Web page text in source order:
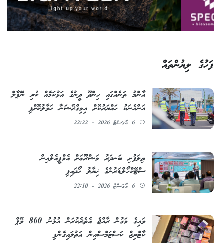
ފަހުގެ ލިޔުންތައް
އާންމު ތަނެއްގައި ހިންދޫ ދީނުގެ އަޅުކަމެއް ކުރި ނޭޕާލް
އަންހެނަކު ހައްޔަރުކޮށް އިމިގްރޭޝަނާ ހަވާލުކޮށްފި
6 އޯގަސްޓު 2026 - 22:22
ތިލަފުށި ބަނދަރު މަޝްރޫޢަށް އެމްޕީއެލްއިން
ސްޓޭކްހޯލްޑަރުންގެ ޚިޔާލު ހޯދައިފި
6 އޯގަސްޓު 2026 - 22:10
ވައިގެ މަގުން ރާއްޖެ އެތެރެކުރަން އުޅުނު 800 ވޭޕް
ކާޓްރިޖް ކަސްޓަމްސްއިން އަތުލައިގެންފި